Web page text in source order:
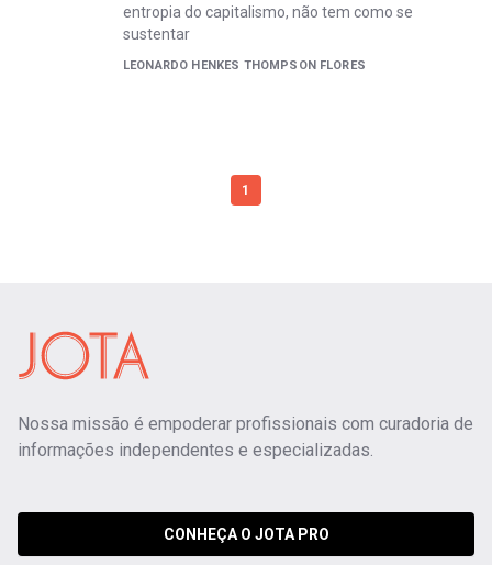
entropia do capitalismo, não tem como se
sustentar
LEONARDO HENKES THOMPSON FLORES
1
Nossa missão é empoderar profissionais com curadoria de
informações independentes e especializadas.
CONHEÇA O JOTA PRO